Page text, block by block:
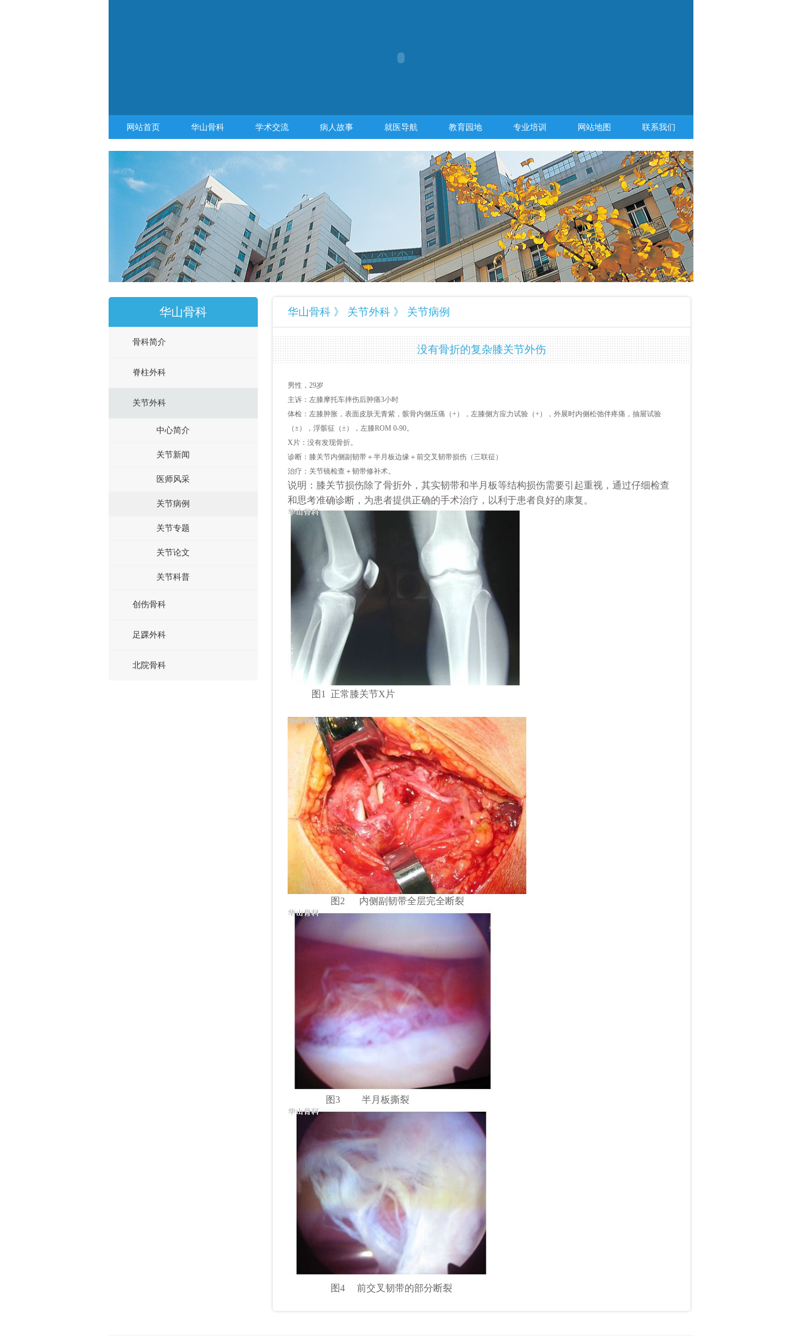
网站首页 华山骨科 学术交流 病人故事 就医导航 教育园地 专业培训 网站地图 联系我们
华山骨科
骨科简介
脊柱外科
关节外科
中心简介
关节新闻
医师风采
关节病例
关节专题
关节论文
关节科普
创伤骨科
足踝外科
北院骨科
华山骨科 》 关节外科 》 关节病例
没有骨折的复杂膝关节外伤
男性， 29岁
主诉：左膝摩托车摔伤后肿痛3小时
体检：左膝肿胀，表面皮肤无青紫，髌骨内侧压痛（+ ），左膝侧方应力试验（+ ），外展时内侧松弛伴疼痛，抽屉试验
（±），浮髌征（±），左膝ROM 0-90。
X片：没有发现骨折。
诊断：膝关节内侧副韧带＋半月板边缘＋前交叉韧带损伤（三联征）
治疗：关节镜检查＋韧带修补术。
说明：膝关节损伤除了骨折外，其实韧带和半月板等结构损伤需要引起重视，通过仔细检查
和思考准确诊断，为患者提供正确的手术治疗，以利于患者良好的康复。
图1 正常膝关节X片
图2 内侧副韧带全层完全断裂
图3 半月板撕裂
图4 前交叉韧带的部分断裂